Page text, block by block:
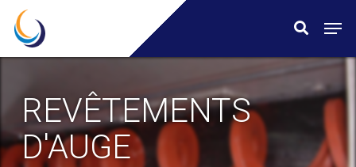
Skip
main
search
REVÊTEMENTS
D'AUGE